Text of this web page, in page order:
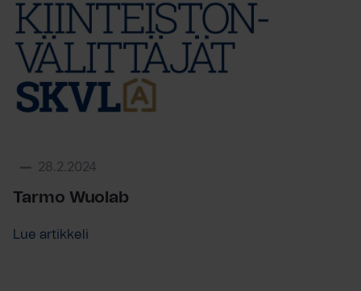
28.2.2024
Tarmo Wuolab
Lue artikkeli